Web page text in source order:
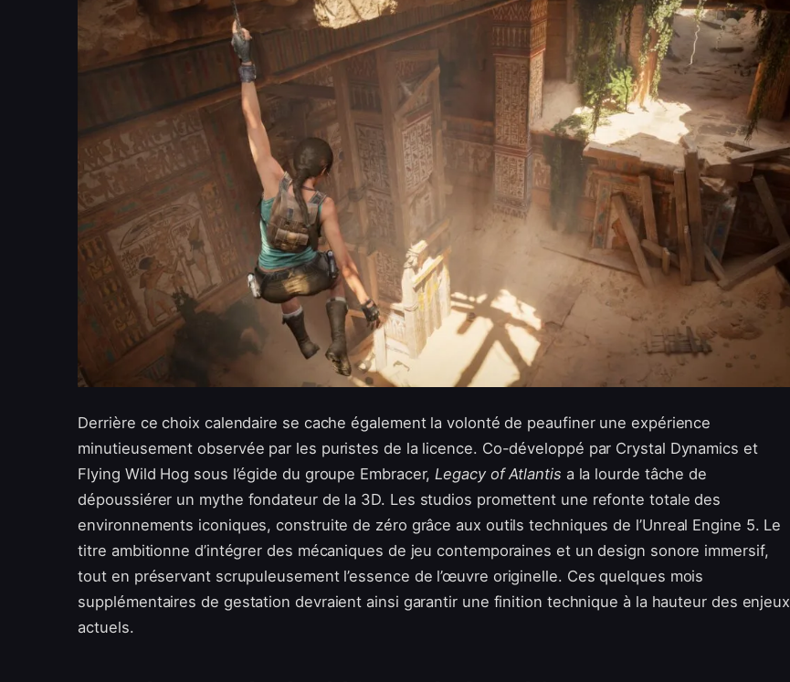
Derrière ce choix calendaire se cache également la volonté de peaufiner une expérience
minutieusement observée par les puristes de la licence. Co-développé par Crystal Dynamics et
Flying Wild Hog sous l’égide du groupe Embracer,Legacy of Atlantis a la lourde tâche de
dépoussiérer un mythe fondateur de la 3D. Les studios promettent une refonte totale des
environnements iconiques, construite de zéro grâce aux outils techniques de l’Unreal Engine 5. Le
titre ambitionne d’intégrer des mécaniques de jeu contemporaines et un design sonore immersif,
tout en préservant scrupuleusement l’essence de l’œuvre originelle. Ces quelques mois
supplémentaires de gestation devraient ainsi garantir une finition technique à la hauteur des enjeux
actuels.